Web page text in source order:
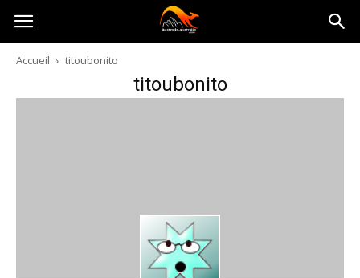
Australia-
australie.com
Accueil titoubonito
titoubonito